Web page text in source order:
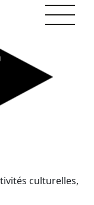
culturelles,